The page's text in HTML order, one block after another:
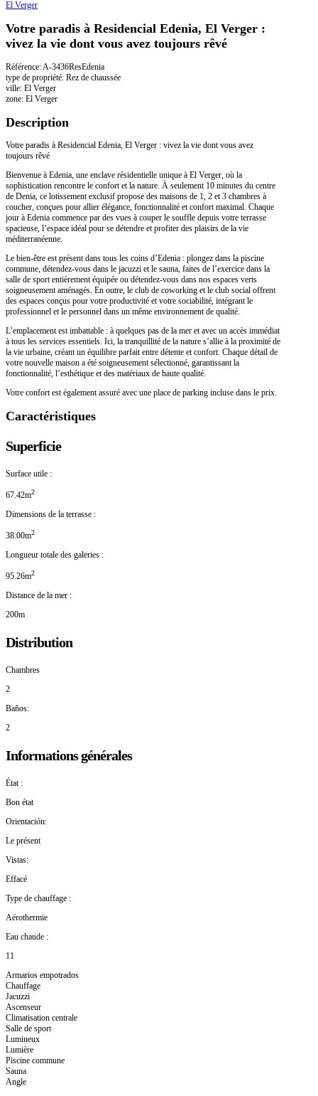
El Verger
Votre paradis à Residencial Edenia, El Verger :
vivez la vie dont vous avez toujours rêvé
Référence: A-3436ResEdenia
type de propriété: Rez de chaussée
ville: El Verger
zone: El Verger
Description
Votre paradis à Residencial Edenia, El Verger : vivez la vie dont vous avez
toujours rêvé
Bienvenue à Edenia, une enclave résidentielle unique à El Verger, où la
sophistication rencontre le confort et la nature. À seulement 10 minutes du centre
de Denia, ce lotissement exclusif propose des maisons de 1, 2 et 3 chambres à
coucher, conçues pour allier élégance, fonctionnalité et confort maximal. Chaque
jour à Edenia commence par des vues à couper le souffle depuis votre terrasse
spacieuse, l’espace idéal pour se détendre et profiter des plaisirs de la vie
méditerranéenne.
Le bien-être est présent dans tous les coins d’Edenia : plongez dans la piscine
commune, détendez-vous dans le jacuzzi et le sauna, faites de l’exercice dans la
salle de sport entièrement équipée ou détendez-vous dans nos espaces verts
soigneusement aménagés. En outre, le club de coworking et le club social offrent
des espaces conçus pour votre productivité et votre sociabilité, intégrant le
professionnel et le personnel dans un même environnement de qualité.
L’emplacement est imbattable : à quelques pas de la mer et avec un accès immédiat
à tous les services essentiels. Ici, la tranquillité de la nature s’allie à la proximité de
la vie urbaine, créant un équilibre parfait entre détente et confort. Chaque détail de
votre nouvelle maison a été soigneusement sélectionné, garantissant la
fonctionnalité, l’esthétique et des matériaux de haute qualité.
Votre confort est également assuré avec une place de parking incluse dans le prix.
Caractéristiques
Superficie
Surface utile :
67.42m2
Dimensions de la terrasse :
38.00m2
Longueur totale des galeries :
95.26m2
Distance de la mer :
200m
Distribution
Chambres
2
Baños:
2
Informations générales
État :
Bon état
Orientación:
Le présent
Vistas:
Effacé
Type de chauffage :
Aérothermie
Eau chaude :
11
Armarios empotrados
Chauffage
Jacuzzi
Ascenseur
Climatisation centrale
Salle de sport
Lumineux
Lumière
Piscine commune
Sauna
Angle